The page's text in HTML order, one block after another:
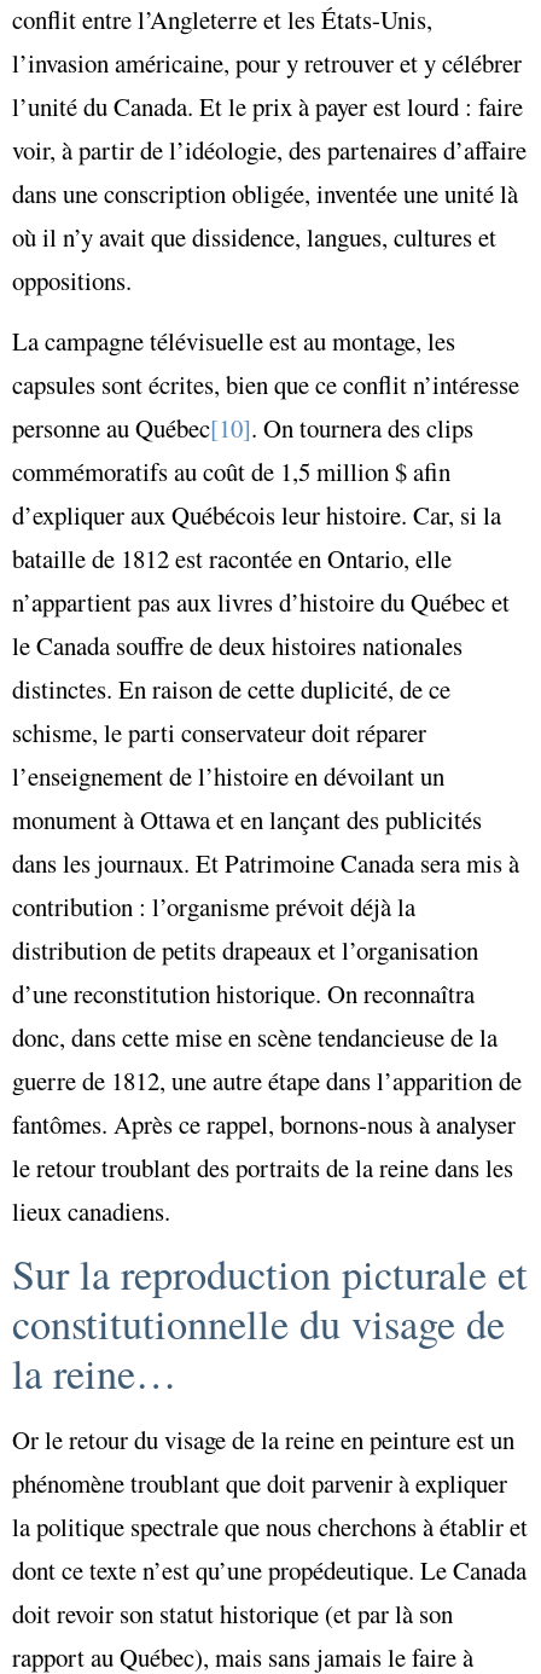
conflit entre l’Angleterre et les États-Unis,
l’invasion américaine, pour y retrouver et y célébrer
l’unité du Canada. Et le prix à payer est lourd : faire
voir, à partir de l’idéologie, des partenaires d’affaire
dans une conscription obligée, inventée une unité là
où il n’y avait que dissidence, langues, cultures et
oppositions.
La campagne télévisuelle est au montage, les
capsules sont écrites, bien que ce conflit n’intéresse
personne au Québec[10]. On tournera des clips
commémoratifs au coût de 1,5 million $ afin
d’expliquer aux Québécois leur histoire. Car, si la
bataille de 1812 est racontée en Ontario, elle
n’appartient pas aux livres d’histoire du Québec et
le Canada souffre de deux histoires nationales
distinctes. En raison de cette duplicité, de ce
schisme, le parti conservateur doit réparer
l’enseignement de l’histoire en dévoilant un
monument à Ottawa et en lançant des publicités
dans les journaux. Et Patrimoine Canada sera mis à
contribution : l’organisme prévoit déjà la
distribution de petits drapeaux et l’organisation
d’une reconstitution historique. On reconnaîtra
donc, dans cette mise en scène tendancieuse de la
guerre de 1812, une autre étape dans l’apparition de
fantômes. Après ce rappel, bornons-nous à analyser
le retour troublant des portraits de la reine dans les
lieux canadiens.
Sur la reproduction picturale et
constitutionnelle du visage de
la reine…
Or le retour du visage de la reine en peinture est un
phénomène troublant que doit parvenir à expliquer
la politique spectrale que nous cherchons à établir et
dont ce texte n’est qu’une propédeutique. Le Canada
doit revoir son statut historique (et par là son
rapport au Québec), mais sans jamais le faire à